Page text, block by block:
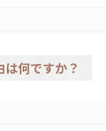
何ですか？